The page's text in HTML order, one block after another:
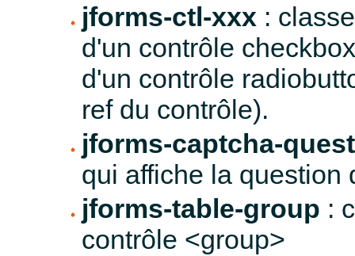
jforms-ctl-xxx :
d'un contrôle
d'un contrôle
ref du contrôle).
jforms-captcha-
qui affiche la question
jforms-table-group :
contrôle <group>